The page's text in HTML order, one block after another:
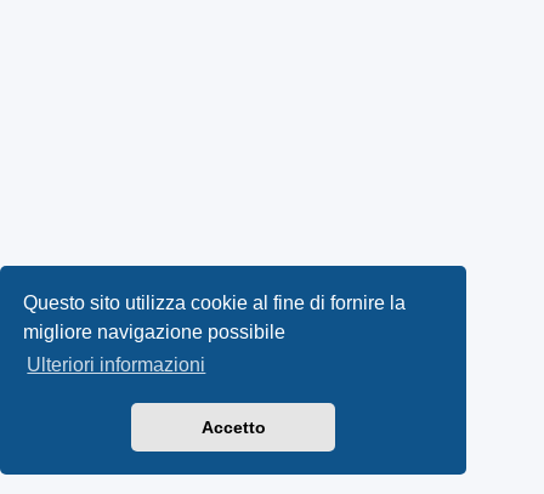
Questo sito utilizza cookie al fine di fornire la
migliore navigazione possibile
Ulteriori informazioni
Accetto